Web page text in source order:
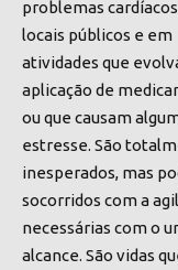
problemas
locais públicos e em
atividades que
aplicação de
ou que causam
estresse. São
inesperados, mas
socorridos com a
necessárias com o
alcance. São vidas